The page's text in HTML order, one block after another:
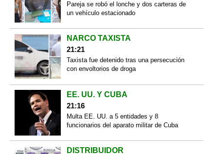
Pareja se robó el lonche y dos carteras de
un vehículo estacionado
NARCO TAXISTA
21:21
Taxista fue detenido tras una persecución
con envoltorios de droga
EE. UU. Y CUBA
21:16
Multa EE. UU. a 5 entidades y 8
funcionarios del aparato militar de Cuba
DISTRIBUIDOR